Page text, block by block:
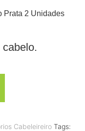
Prata 2 Unidades
Cabeleireiro Tags: